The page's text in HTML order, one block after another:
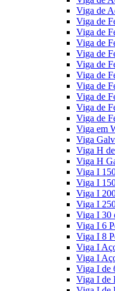
Viga de
Viga de
Viga de
Viga de
Viga de
Viga de
Viga de
Viga de
Viga de
Viga de
Viga de
Viga em
Viga
Viga H
Viga H
Viga I
Viga I
Viga I
Viga I
Viga I 30
Viga I 6
Viga I 8
Viga I
Viga I
Viga I de
Viga I de